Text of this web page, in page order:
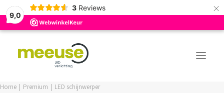
9,0
3 Reviews ×
Home Premium
LED schijnwerper